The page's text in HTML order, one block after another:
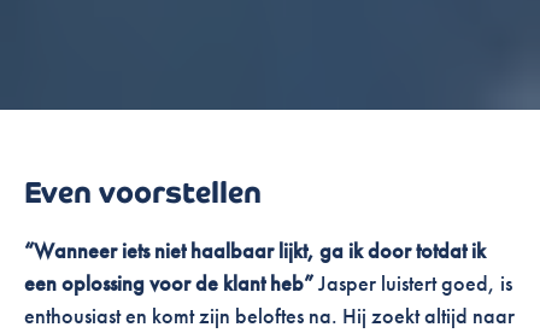
Even voorstellen
“Wanneer iets niet haalbaar lijkt, ga ik door totdat ik
een oplossing voor de klant heb”Jasper luistert goed, is
enthousiast en komt zijn beloftes na. Hij zoekt altijd naar